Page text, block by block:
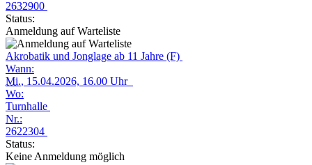
2632900
Status:
Anmeldung auf Warteliste
Akrobatik und Jonglage ab 11 Jahre (F)
Wann:
Mi., 15.04.2026, 16.00 Uhr
Wo:
Turnhalle
Nr.:
2622304
Status:
Keine Anmeldung möglich